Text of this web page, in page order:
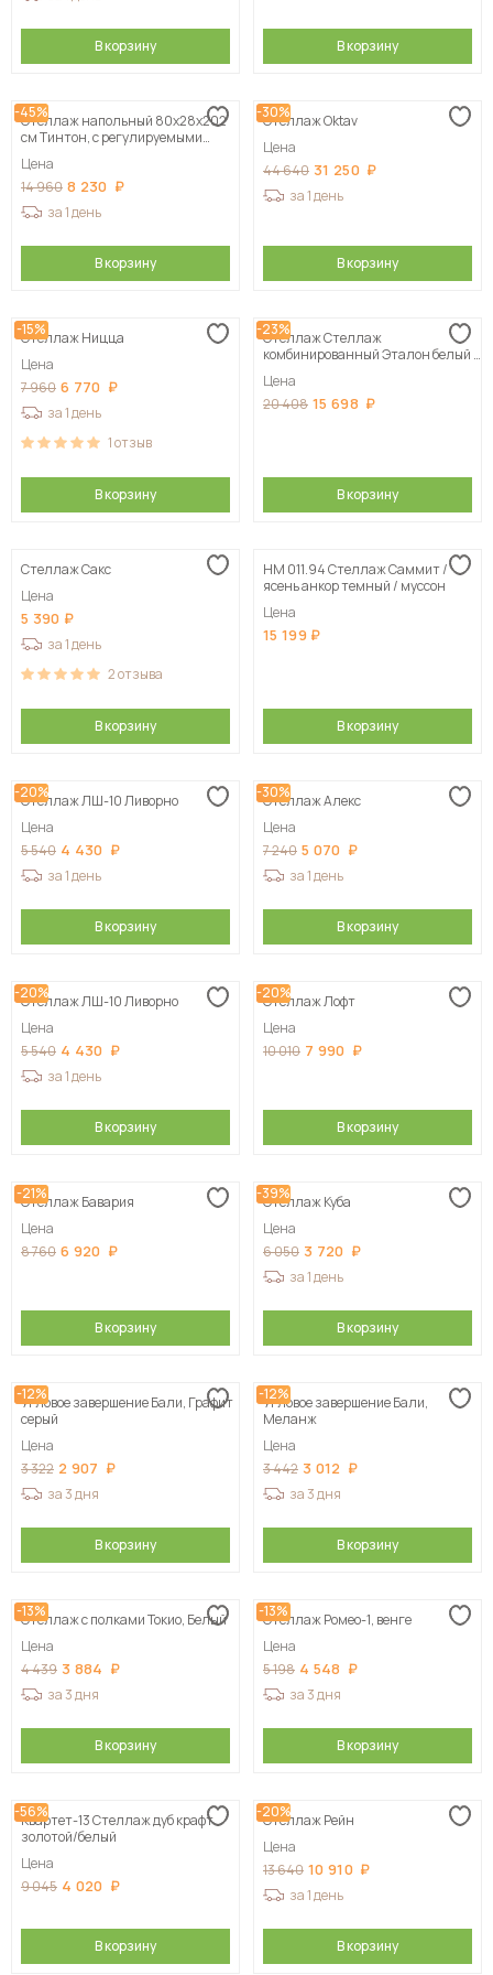
В корзину В корзину
-45%
Стеллаж напольный 80х28х202
см Тинтон, с регулируемыми
Цена
14 960 8 230
за 1 день
В корзину
-30%
Стеллаж Oktav
Цена
44 640 31 250
за 1 день
В корзину
-15%
Стеллаж Ницца
Цена
7 960 6 770
за 1 день
1отзыв
В корзину
-23%
Стеллаж Стеллаж
комбинированный Эталон белый /
Цена
20 408 15 698
В корзину
Стеллаж Сакс
Цена
5 390
за 1 день
2отзыва
В корзину
НМ 011.94 Стеллаж Саммит /
ясень анкор темный / муссон
Цена
15 199
В корзину
-20%
Стеллаж ЛШ-10 Ливорно
Цена
5 540 4 430
за 1 день
В корзину
-30%
Стеллаж Алекс
Цена
7 240 5 070
за 1 день
В корзину
-20%
Стеллаж ЛШ-10 Ливорно
Цена
5 540 4 430
за 1 день
В корзину
-20%
Стеллаж Лофт
Цена
10 010 7 990
В корзину
-21%
Стеллаж Бавария
Цена
8 760 6 920
В корзину
-39%
Стеллаж Куба
Цена
6 050 3 720
за 1 день
В корзину
-12%
Угловое завершение Бали, Графит
серый
Цена
3 322 2 907
за 3 дня
В корзину
-12%
Угловое завершение Бали,
Меланж
Цена
3 442 3 012
за 3 дня
В корзину
-13%
Стеллаж с полками Токио, Белый
Цена
4 439 3 884
за 3 дня
В корзину
-13%
Стеллаж Ромео-1, венге
Цена
5 198 4 548
за 3 дня
В корзину
-56%
Квартет-13 Стеллаж дуб крафт
золотой/белый
Цена
9 045 4 020
В корзину
-20%
Стеллаж Рейн
Цена
13 640 10 910
за 1 день
В корзину